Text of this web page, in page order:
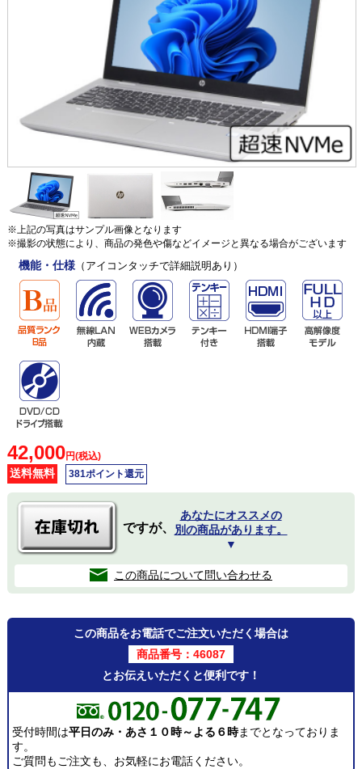
※上記の写真はサンプル画像となります
※撮影の状態により、商品の発色や傷などイメージと異なる場合がございます
機能・仕様（アイコンタッチで詳細説明あり）
42,000円(税込)
送料無料 381ポイント還元
ですが、
あなたにオススメの
別の商品があります。
▼
この商品について問い合わせる
この商品をお電話でご注文いただく場合は
商品番号：46087
とお伝えいただくと便利です！
受付時間は平日のみ・あさ１０時～よる６時までとなっておりま
す。
ご質問もご注文も、お気軽にお電話ください。